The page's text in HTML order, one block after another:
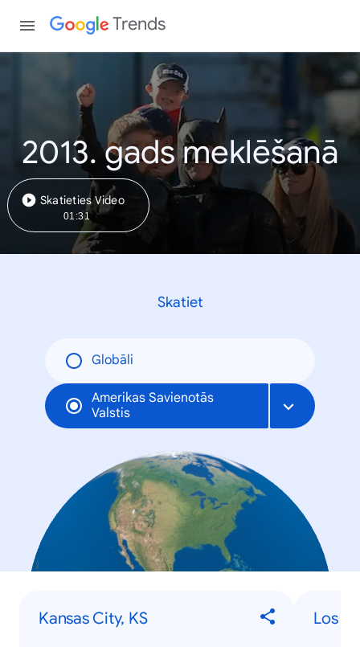
Trends
2013. gads meklēšanā
Skatieties Video
01:31
Skatiet
Globāli
Amerikas Savienotās
Valstis
Kansas City, KS
Los